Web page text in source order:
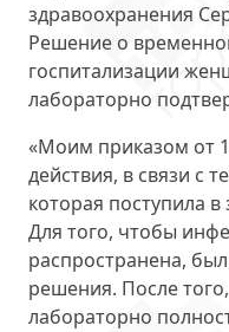
здравоохранения
Решение о
госпитализации
лабораторно
«Моим приказом от
действия, в связи с
которая поступила
Для того, чтобы
распространена,
решения. После
лабораторно